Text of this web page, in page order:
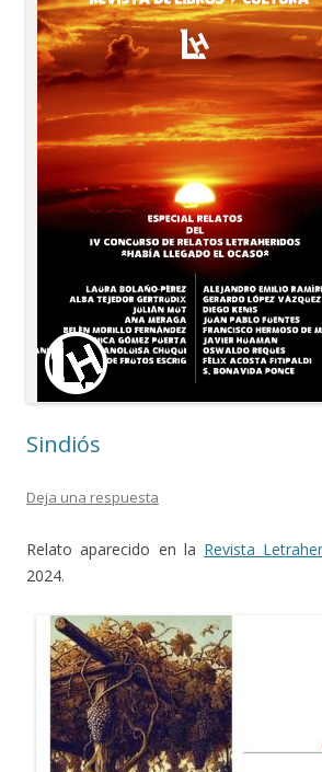
Sindiós
Deja una respuesta
Relato aparecido en la Revista
2024.